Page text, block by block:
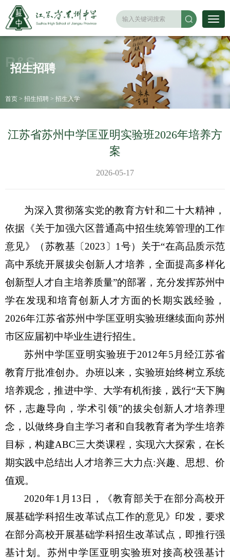
R&S
招生招聘
首页 > 招生招聘 > 招生入学
江苏省苏州中学匡亚明实验班2026年培养方
案
2026-05-17
为深入贯彻落实党的教育方针和二十大精神，
依据《关于加强六区普通高中招生统筹管理的工作
意见》（苏教基〔2023〕1号）关于“在高品质示范
高中系统开展拔尖创新人才培养，全面提高多样化
创新型人才自主培养质量”的部署，充分发挥苏州中
学在发现和培育创新人才方面的长期实践经验，
2026年江苏省苏州中学匡亚明实验班继续面向苏州
市区应届初中毕业生进行招生。
苏州中学匡亚明实验班于2012年5月经江苏省
教育厅批准创办。办班以来，实验班始终树立系统
培养观念，推进中学、大学有机衔接，践行“天下胸
怀，志趣导向，学术引领”的拔尖创新人才培养理
念，以做终身自主学习者和自我教育者为学生培养
目标，构建ABC三大类课程，实现六大探索，在长
期实践中总结出人才培养三大力点:兴趣、思想、价
值观。
2020年1月13日，《教育部关于在部分高校开
展基础学科招生改革试点工作的意见》印发，要求
在部分高校开展基础学科招生改革试点，即推行强
基计划。苏州中学匡亚明实验班对接高校强基计